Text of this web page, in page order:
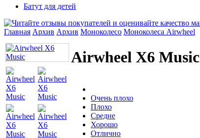
Батут для детей
Главная Архив Архив Моноколесо Моноколеса Airwheel
Airwheel X6 Music
Очень плохо
Плохо
Средне
Хорошо
Отлично